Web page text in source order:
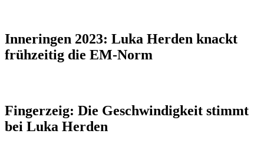
Inneringen 2023: Luka Herden knackt
frühzeitig die EM-Norm
Fingerzeig: Die Geschwindigkeit stimmt
bei Luka Herden